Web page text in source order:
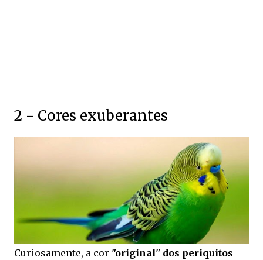
2 - Cores exuberantes
Curiosamente, a cor "original" dos periquitos